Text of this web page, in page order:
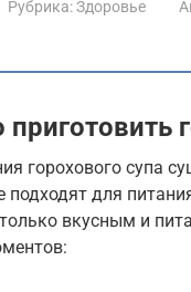
Рубрика:Здоровье
горохового супа
подходят для
вкусным и